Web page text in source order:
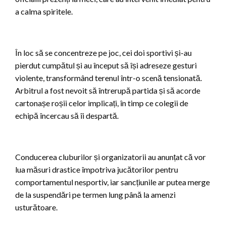
a calma spiritele.
În loc să se concentreze pe joc, cei doi sportivi și-au
pierdut cumpătul și au început să își adreseze gesturi
violente, transformând terenul într-o scenă tensionată.
Arbitrul a fost nevoit să întrerupă partida și să acorde
cartonașe roșii celor implicați, în timp ce colegii de
echipă încercau să îi despartă.
Conducerea cluburilor și organizatorii au anunțat că vor
lua măsuri drastice împotriva jucătorilor pentru
comportamentul nesportiv, iar sancțiunile ar putea merge
de la suspendări pe termen lung până la amenzi
usturătoare.